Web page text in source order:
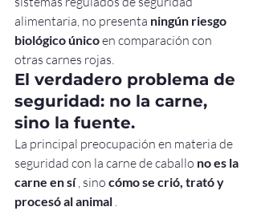
alimentaria, no presenta ningún riesgo
biológico único en comparación con
otras carnes rojas.
El verdadero problema de
seguridad: no la carne,
sino la fuente.
La principal preocupación en materia de
seguridad con la carne de caballo no es la
carne en sí , sino cómo se crió, trató y
procesó al animal